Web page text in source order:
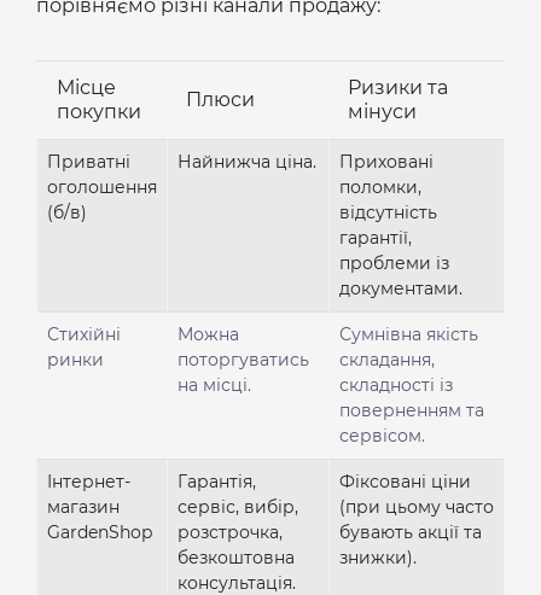
порівняємо різні канали продажу:
Місце
покупки
Плюси
Ризики та
мінуси
Приватні
оголошення
(б/в)
Найнижча ціна.
Приховані
поломки,
відсутність
гарантії,
проблеми із
документами.
Стихійні
ринки
Можна
поторгуватись
на місці.
Сумнівна якість
складання,
складності із
поверненням та
сервісом.
Інтернет-
магазин
GardenShop
Гарантія,
сервіс, вибір,
розстрочка,
безкоштовна
консультація.
Фіксовані ціни
(при цьому часто
бувають акції та
знижки).